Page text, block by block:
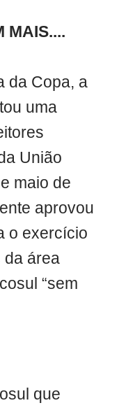
MAIS....
da Copa, a
uma
União
maio de
aprovou
o exercício
da área
“sem
que